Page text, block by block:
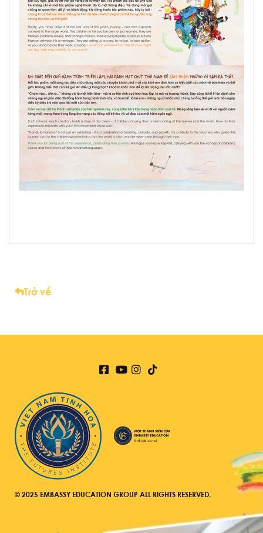
Trở về
© 2025 EMBASSY EDUCATION GROUP ALL RIGHTS RESERVED.